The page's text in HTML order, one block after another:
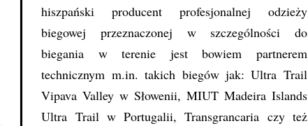
hiszpański producent profesjonalnej odzieży
biegowej przeznaczonej w szczególności do
biegania w terenie jest bowiem partnerem
technicznym m.in. takich biegów jak: Ultra Trail
Vipava Valley w Słowenii, MIUT Madeira Islands
Ultra Trail w Portugalii, Transgrancaria czy też